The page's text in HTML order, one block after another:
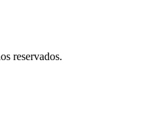
reservados.